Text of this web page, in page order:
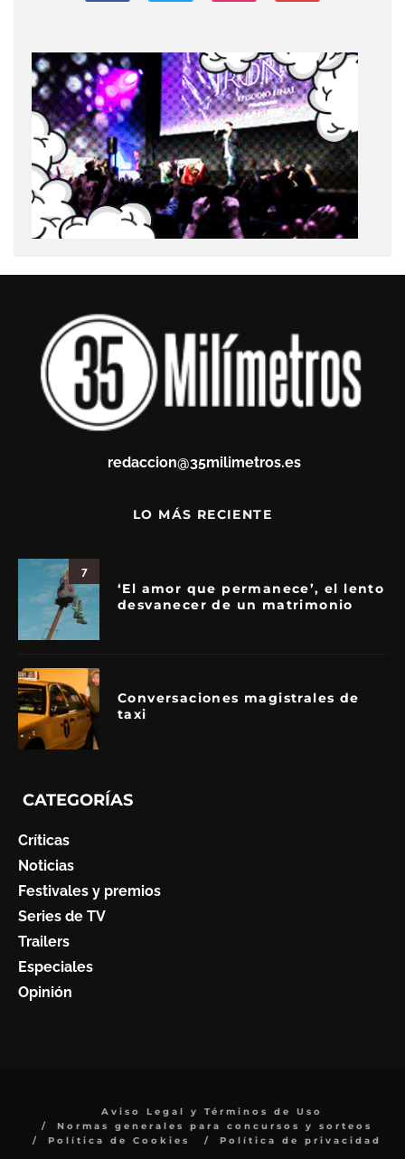
redaccion@35milimetros.es
LO MÁS RECIENTE
7
‘El amor que permanece’, el lento
desvanecer de un matrimonio
Conversaciones magistrales de
taxi
CATEGORÍAS
Críticas
Noticias
Festivales y premios
Series de TV
Trailers
Especiales
Opinión
Aviso Legal y Términos de Uso
Normas generales para concursos y sorteos
Política de Cookies
Política de privacidad